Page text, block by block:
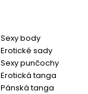
Sexy body
Erotické sady
Sexy punčochy
Erotická tanga
Pánská tanga